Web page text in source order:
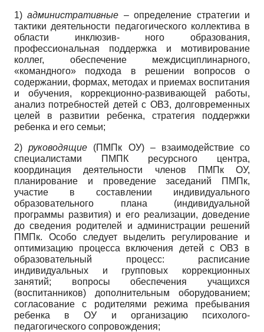
1)административные – определение стратегии и
тактики деятельности педагогического коллектива в
области инклюзив- ного образования,
профессиональная поддержка и мотивирование
коллег, обеспечение междисциплинарного,
«командного» подхода в решении вопросов о
содержании, формах, методах и приемах воспитания
и обучения, коррекционно-развивающей работы,
анализ потребностей детей с ОВЗ, долговременных
целей в развитии ребенка, стратегия поддержки
ребенка и его семьи;
2)руководящие (ПМПк ОУ) – взаимодействие со
специалистами ПМПК ресурсного центра,
координация деятельности членов ПМПк ОУ,
планирование и проведение заседаний ПМПк,
участие в составлении индивидуального
образовательного плана (индивидуальной
программы развития) и его реализации, доведение
до сведения родителей и администрации решений
ПМПк. Особо следует выделить регулирование и
оптимизацию процесса включения детей с ОВЗ в
образовательный процесс: расписание
индивидуальных и групповых коррекционных
занятий; вопросы обеспечения учащихся
(воспитанников) дополнительным оборудованием;
согласование с родителями режима пребывания
ребенка в ОУ и организацию психолого-
педагогического сопровождения;